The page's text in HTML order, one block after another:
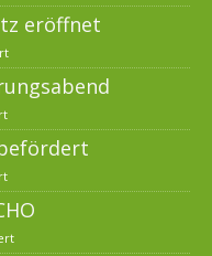
eröffnet